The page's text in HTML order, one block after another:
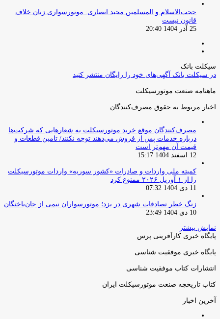
حجت‌الاسلام و المسلمین مجید انصاری: موتورسواری زنان خلاف
قانون نیست
25 آذر 1404 20:40
سیکلت بانک
در سیکلت بانک آگهی‌های خود را رایگان منتشر کنید
ماهنامه صنعت موتورسیکلت
اخبار مربوط به حقوق مصرف‌کنندگان
مصرف‌کنندگان موقع خرید موتورسیکلت به شعارهایی که شرکت‌ها
درباره خدمات پس از فروش می‌دهند توجه نکنند/ تامین قطعات و
قیمت آن مهم‌تر است
12 اسفند 1404 15:17
کمیته ملی واردات و صادرات «کشور سوریه» واردات موتورسیکلت
را از ۱ آوریل ۲۰۲۶ ممنوع کرد
11 دی 1404 07:32
زنگ خطر تصادفات شهری در یزد؛ موتورسواران نیمی از جان‌باختگان
10 دی 1404 23:49
نمایش بیشتر
پایگاه خبری کارآفرینی پرس
پایگاه خبری موفقیت شناسی
انتشارات کتاب موفقیت شناسی
کتاب تاریخچه صنعت موتورسیکلت ایران
آخرین اخبار